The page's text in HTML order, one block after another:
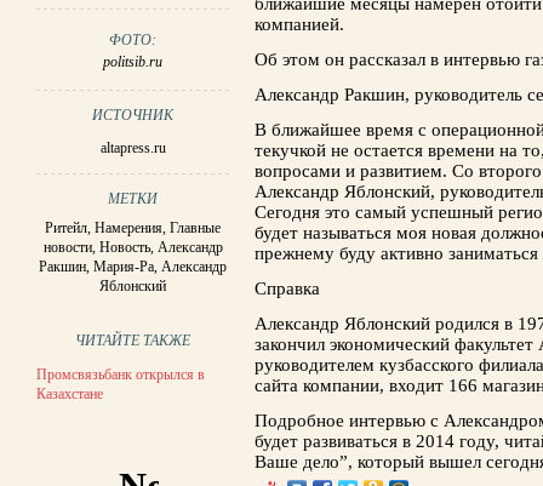
ФОТО:
politsib.ru
ИСТОЧНИК
altapress.ru
МЕТКИ
Ритейл,Намерения,Главные
новости, Новость, Александр
Ракшин,Мария-Ра,Александр
Яблонский
ЧИТАЙТЕ ТАКЖЕ
Промсвязьбанк открылся в
Казахстане
компанией.
Об этом он рассказал в интервью
Александр Ракшин, руководитель
В ближайшее время с
текучкой не остается времени на
вопросами и развитием. Со
Александр Яблонский,
Сегодня это самый успешный
будет называться моя новая
прежнему буду активно
Справка
Александр Яблонский родился в
закончил экономический
руководителем кузбасского
сайта компании, входит 166
Подробное интервью с
будет развиваться в 2014 году,
Ваше дело”, который вышел